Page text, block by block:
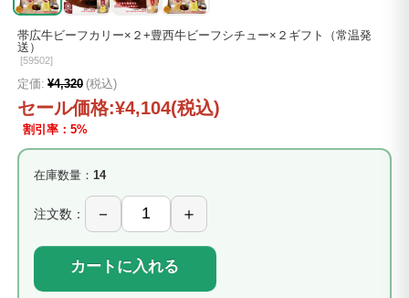
帯広牛ビーフカリー×２+豊西牛ビーフシチュー×２ギフト（常温発
送）
[59502]
定価: ¥4,320 (税込)
セール価格:¥4,104(税込)
割引率：5%
在庫数量： 14
注文数：
カートに入れる